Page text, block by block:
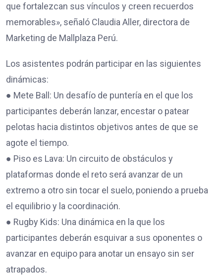
que fortalezcan sus vínculos y creen recuerdos
memorables», señaló Claudia Aller, directora de
Marketing de Mallplaza Perú.
Los asistentes podrán participar en las siguientes
dinámicas:
● Mete Ball: Un desafío de puntería en el que los
participantes deberán lanzar, encestar o patear
pelotas hacia distintos objetivos antes de que se
agote el tiempo.
● Piso es Lava: Un circuito de obstáculos y
plataformas donde el reto será avanzar de un
extremo a otro sin tocar el suelo, poniendo a prueba
el equilibrio y la coordinación.
● Rugby Kids: Una dinámica en la que los
participantes deberán esquivar a sus oponentes o
avanzar en equipo para anotar un ensayo sin ser
atrapados.